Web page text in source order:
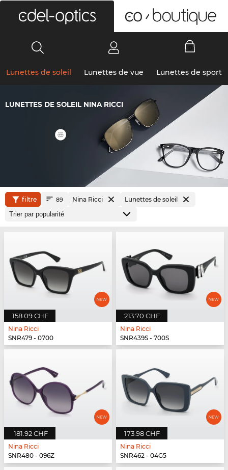
Lunettes de soleil Lunettes de vue Lunettes de sport
LUNETTES DE SOLEIL NINA RICCI
filtre 89 Nina Ricci Lunettes de soleil
158.09 CHF
Nina Ricci
SNR479 - 0700
213.70 CHF
Nina Ricci
SNR439S - 700S
181.92 CHF
Nina Ricci
SNR480 - 096Z
173.98 CHF
Nina Ricci
SNR462 - 04G5